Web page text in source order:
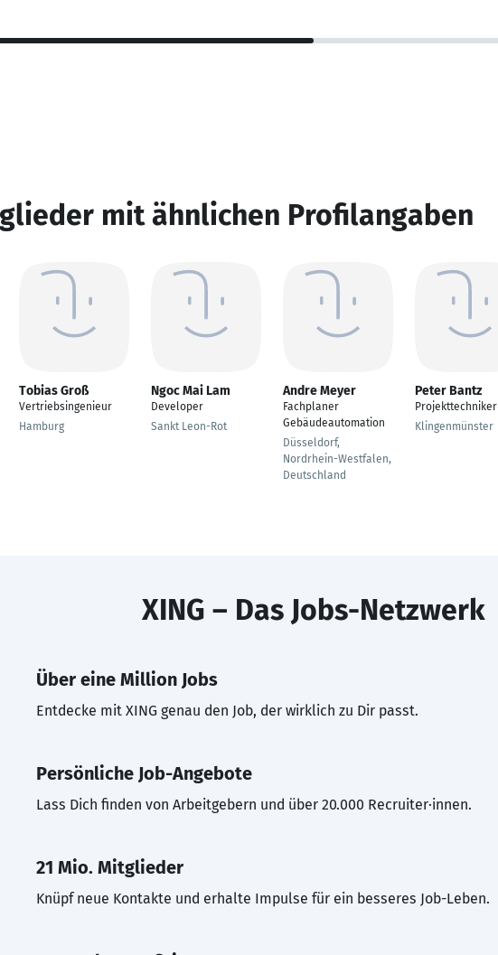
mit ähnlichen Profilangaben
Tobias Groß
Vertriebsingenieur
Hamburg
Ngoc Mai Lam
Developer
Sankt Leon-Rot
Andre Meyer
Fachplaner
Gebäudeautomation
Düsseldorf,
Nordrhein-Westfalen,
Deutschland
Peter Bantz
Projekttechniker
Klingenmünster
XING – Das Jobs-Netzwerk
Über eine Million Jobs
Entdecke mit XING genau den Job, der wirklich zu Dir passt.
Persönliche Job-Angebote
Lass Dich finden von Arbeitgebern und über 20.000 Recruiter·innen.
21 Mio. Mitglieder
Knüpf neue Kontakte und erhalte Impulse für ein besseres Job-Leben.